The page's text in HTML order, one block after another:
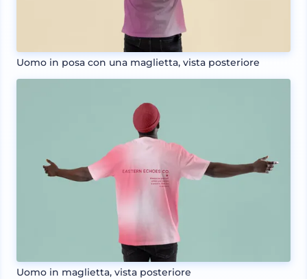
Uomo in posa con una maglietta, vista posteriore
Uomo in maglietta, vista posteriore